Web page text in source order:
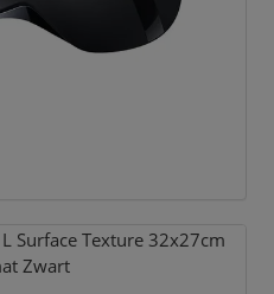
Surface Texture 32x27cm
Zwart